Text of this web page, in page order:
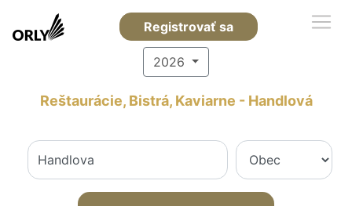
Registrovať sa
2026
Reštaurácie, Bistrá, Kaviarne - Handlová